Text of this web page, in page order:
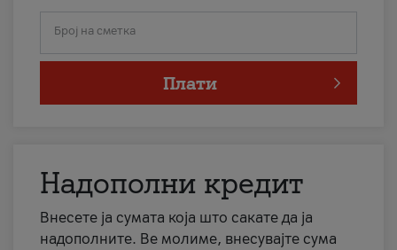
Број на сметка
Плати
Надополни кредит
Внесете ја сумата која што сакате да ја
надополните. Ве молиме, внесувајте сума